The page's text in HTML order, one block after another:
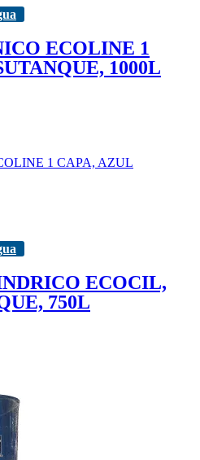
ECOLINE 1
1000L
1 CAPA, AZUL
ECOCIL,
750L